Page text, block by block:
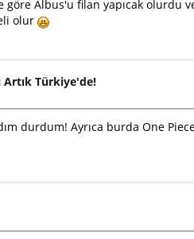
göre Albus'u filan yapıcak olurdu
olur
Artık Türkiye'de!
durdum! Ayrıca burda One